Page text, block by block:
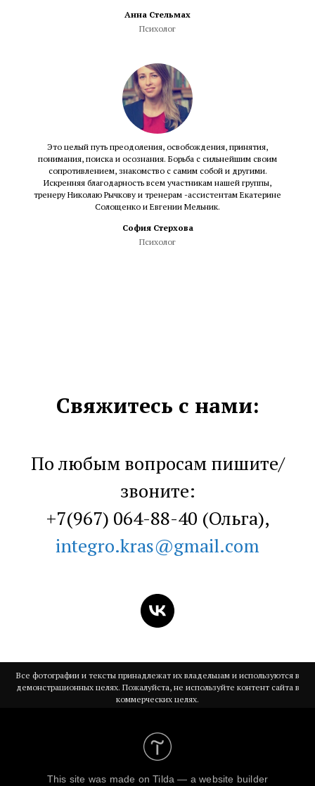
Анна Стельмах
Психолог
Это целый путь преодоления, освобождения, принятия,
понимания, поиска и осознания. Борьба с сильнейшим своим
сопротивлением, знакомство с самим собой и другими.
Искренняя благодарность всем участникам нашей группы,
тренеру Николаю Рычкову и тренерам -ассистентам Екатерине
Солощенко и Евгении Мельник.
София Стерхова
Психолог
Свяжитесь с нами:
По любым вопросам пишите/
звоните:
+7(967) 064-88-40 (Ольга),
integro.kras@gmail.com
Все фотографии и тексты принадлежат их владельцам и используются в
демонстрационных целях. Пожалуйста, не используйте контент сайта в
коммерческих целях.
This site was made onTilda — a website builder